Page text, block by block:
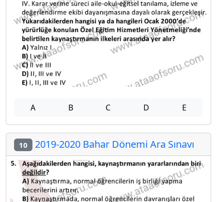
A B C D E
10 2019-2020 Bahar Dönemi Ara Sınavı